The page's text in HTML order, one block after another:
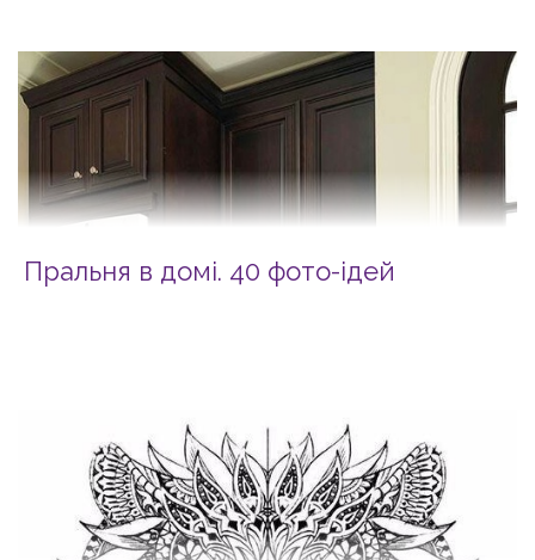
Пральня в домі. 40 фото-ідей